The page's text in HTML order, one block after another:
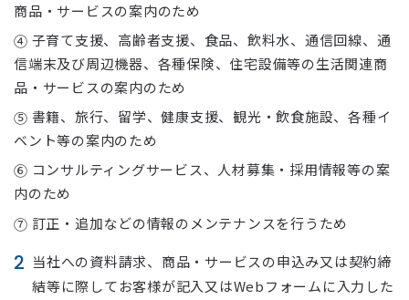
商品・サービスの案内のため
④ 子育て支援、高齢者支援、食品、飲料水、通信回線、通
信端末及び周辺機器、各種保険、住宅設備等の生活関連商
品・サービスの案内のため
⑤ 書籍、旅行、留学、健康支援、観光・飲食施設、各種イ
ベント等の案内のため
⑥ コンサルティングサービス、人材募集・採用情報等の案
内のため
⑦ 訂正・追加などの情報のメンテナンスを行うため
当社への資料請求、商品・サービスの申込み又は契約締
結等に際してお客様が記入又はWebフォームに入力した